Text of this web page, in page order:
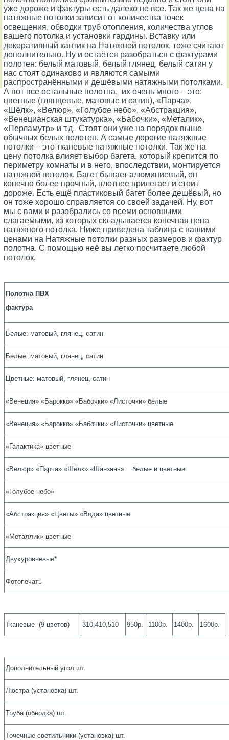
уже дороже и фактуры есть далеко не все. Так же цена на
натяжные потолки зависит от количества точек
освещения, обводки труб отопления, количества углов
вашего потолка и установки гардины. Вставку или
декоративный кантик на Натяжной потолок, тоже считают
дополнительно. Ну и остаётся разобраться с фактурами
полотен: белый матовый, белый глянец, белый сатин у
нас стоят одинаково и являются самыми
распространёнными и дешёвыми натяжными потолками.
А вот все остальные полотна, их очень много – это:
цветные (глянцевые, матовые и сатин), «Парча»,
«Шёлк», «Велюр», «Голубое небо», «Абстракция»,
«Венецианская штукатурка», «Бабочки», «Металик»,
«Перламутр» и т.д. Стоят они уже на порядок выше
обычных белых полотен. А самые дорогие натяжные
потолки – это тканевые натяжные потолки. Так же на
цену потолка влияет выбор багета, который крепится по
периметру комнаты и в него, впоследствии, монтируется
натяжной потолок. Багет бывает алюминиевый, он
конечно более прочный, плотнее прилегает и стоит
дороже. Есть ещё пластиковый багет более дешёвый, но
он тоже хорошо справляется со своей задачей. Ну, вот
мы с вами и разобрались со всеми основными
слагаемыми, из которых складывается конечная цена
натяжного потолка. Ниже приведена таблица с нашими
ценами на Натяжные потолки разных размеров и фактур
полотна. С помощью неё вы легко посчитаете любой
потолок.
Полотна ПВХ
фактура
Белые: матовый, глянец, сатин
Белые: матовый, глянец, сатин
Цветные: матовый, глянец, сатин
«Венеция» «Барокко» «Бабочки» «Листочки» белые
«Венеция» «Барокко» «Бабочки» «Листочки» цветные
«Галактика» цветные
«Велюр» «Парча» «Шёлк» «Шанзань» белые и цветные
«Голубое небо»
«Абстракция» «Цветы» «Вода» цветные
«Металлик» цветные
Двухуровневые*
Фотопечать
Тканевые (9 цветов) 310,410,510 950р. 1100р. 1400р. 1600р.
Дополнительный угол шт.
Люстра (установка) шт.
Труба (обводка) шт.
Точечные светильники (установка) шт.